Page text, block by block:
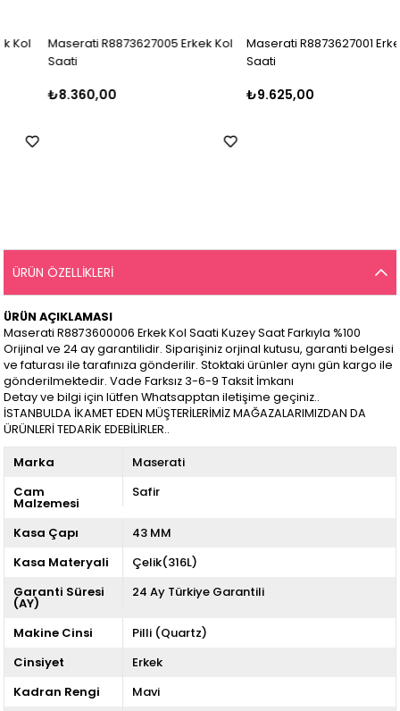
Maserati R8873627005 Erkek Kol
₺8.360,00
Maserati R8873627001 Erkek Kol
₺9.625,00
ÜRÜN ÖZELLIKLERI
ÜRÜN AÇIKLAMASI
Maserati R8873600006 Erkek Kol Saati Kuzey Saat Farkıyla %100
Orijinal ve 24 ay garantilidir. Siparişiniz orjinal kutusu, garanti belgesi
ve faturası ile tarafınıza gönderilir. Stoktaki ürünler aynı gün kargo ile
gönderilmektedir. Vade Farksız 3-6-9 Taksit İmkanı
Detay ve bilgi için lütfen Whatsapptan iletişime geçiniz..
İSTANBULDA İKAMET EDEN MÜŞTERİLERİMİZ MAĞAZALARIMIZDAN DA
ÜRÜNLERİ TEDARİK EDEBİLİRLER..
Marka
Maserati
Cam
Malzemesi
Safir
Kasa Çapı
43 MM
Kasa Materyali
Çelik(316L)
Garanti Süresi
(AY)
24 Ay Türkiye Garantili
Makine Cinsi
Pilli (Quartz)
Cinsiyet
Erkek
Kadran Rengi
Mavi